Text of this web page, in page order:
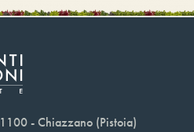
- Chiazzano (Pistoia)